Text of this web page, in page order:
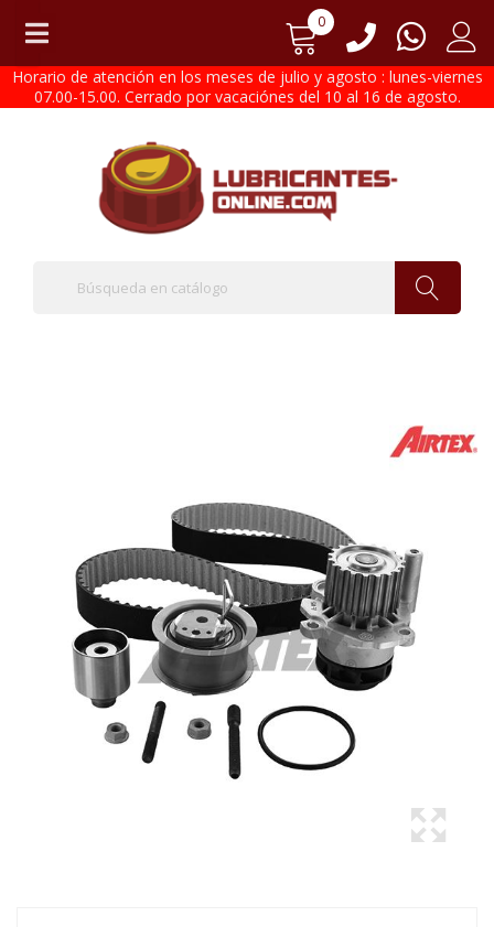
0
Horario de atención en los meses de julio y agosto : lunes-viernes
07.00-15.00. Cerrado por vacaciónes del 10 al 16 de agosto.